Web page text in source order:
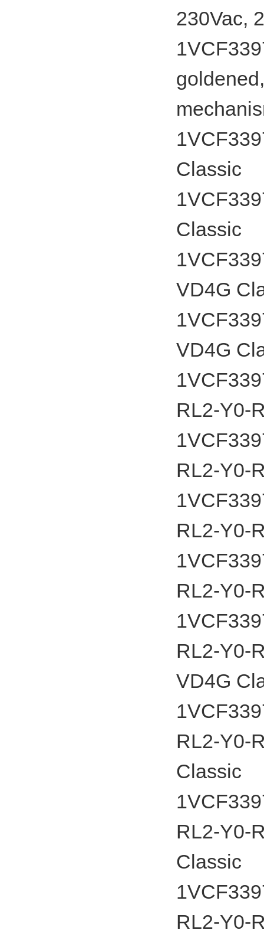
230Vac,
Classic
Classic
VD4G
VD4G
RL2-Y0-
RL2-Y0-
RL2-Y0-
RL2-Y0-
RL2-Y0-
VD4G
RL2-Y0-
Classic
RL2-Y0-
Classic
RL2-Y0-